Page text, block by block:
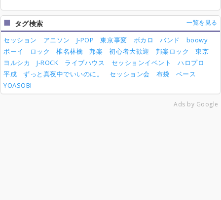
タグ検索 一覧を見る
セッション アニソン J-POP 東京事変 ボカロ バンド
boowy
ボーイ
ロック 椎名林檎 邦楽 初心者大歓迎 邦楽ロック
東京
ヨルシカ
J-ROCK ライブハウス セッションイベント
ハロプロ
平成
ずっと真夜中でいいのに。 セッション会 布袋
ベース
YOASOBI
Ads by Google